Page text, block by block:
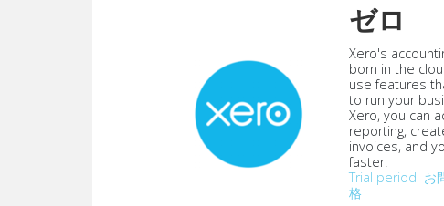
ゼロ
Xero's
born in the
use features
to run your
Xero, you can
reporting,
invoices, and
faster.
Trial period お
格